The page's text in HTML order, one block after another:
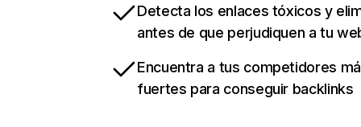
Detecta los enlaces tóxicos y
antes de que perjudiquen a tu
Encuentra a tus competidores
fuertes para conseguir backlinks